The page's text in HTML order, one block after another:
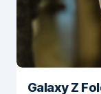
Galaxy Z